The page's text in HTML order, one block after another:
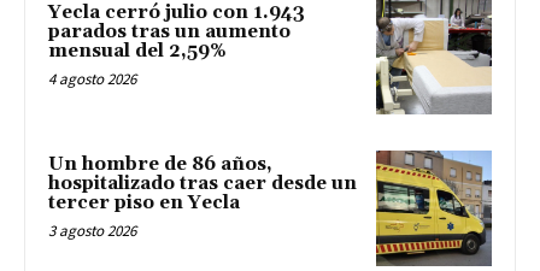
Yecla cerró julio con 1.943
parados tras un aumento
mensual del 2,59%
4 agosto 2026
Un hombre de 86 años,
hospitalizado tras caer desde un
tercer piso en Yecla
3 agosto 2026